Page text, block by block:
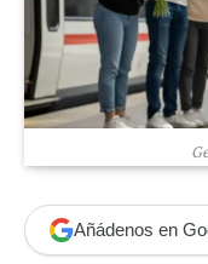
Añádenos en